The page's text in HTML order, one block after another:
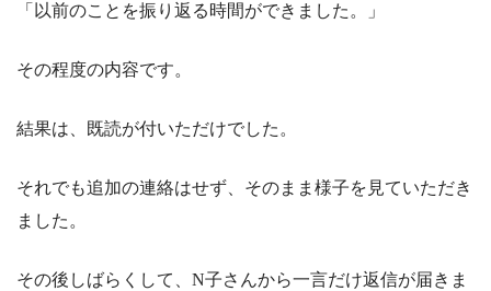
「以前のことを振り返る時間ができました。」
その程度の内容です。
結果は、既読が付いただけでした。
それでも追加の連絡はせず、そのまま様子を見ていただき
ました。
その後しばらくして、N子さんから一言だけ返信が届きま